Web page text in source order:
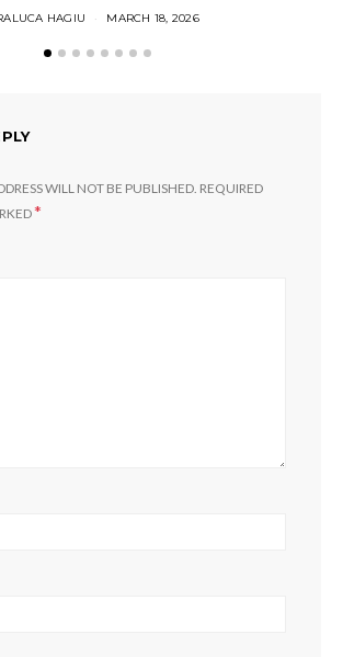
HAGIU MARCH 18, 2026
WILL NOT BE PUBLISHED. REQUIRED
*